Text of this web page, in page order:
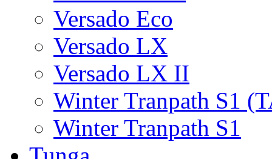
Versado Eco
Versado LX
Versado LX II
Winter Tranpath S1
Winter Tranpath S1